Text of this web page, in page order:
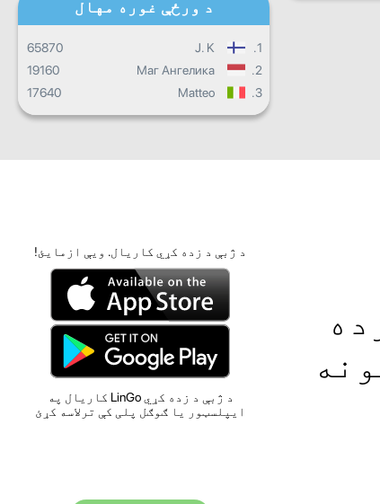
د ورځې غوره مهال
1.
J. K
65870
2.
Маг Ангелика
19160
3.
Matteo
17640
د ژبې د زده کړي کاریال. ویې ازمایئ!
د ژبې د زده کړي LinGo کاریال په
ایپلسټور یا ګوګل پلی کې ترلاسه کړئ